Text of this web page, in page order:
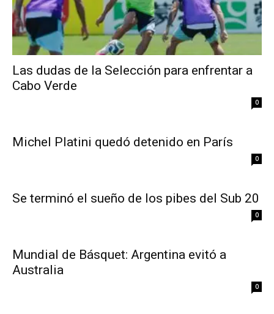
Las dudas de la Selección para enfrentar a
Cabo Verde
0
Michel Platini quedó detenido en París
0
Se terminó el sueño de los pibes del Sub 20
0
Mundial de Básquet: Argentina evitó a
Australia
0